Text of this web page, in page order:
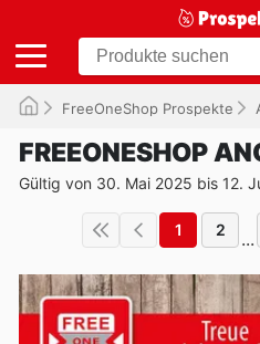
FreeOneShop Prospekte
FREEONESHOP
Gültig von 30. Mai 2025 bis 12.
1 2 ...